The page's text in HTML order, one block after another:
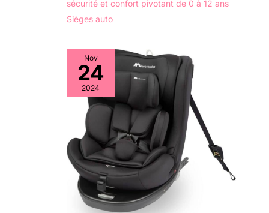
sécurité et confort pivotant de 0 à 12 ans
Sièges auto
Nov
24
2024